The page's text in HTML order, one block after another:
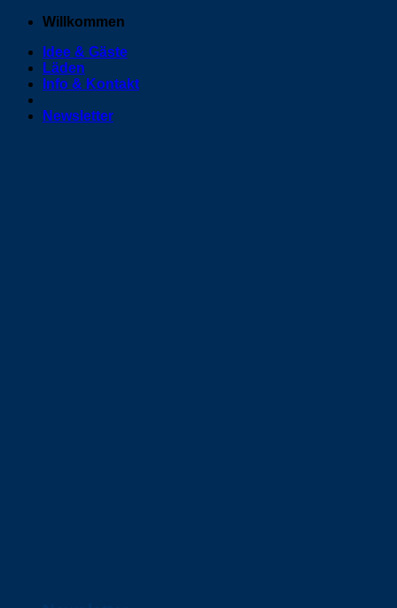
Zum
springen
Willkommen
Idee & Gäste
Läden
Info & Kontakt
Newsletter